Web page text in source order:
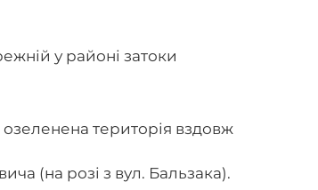
у районі затоки
територія вздовж
(на розі з вул. Бальзака).